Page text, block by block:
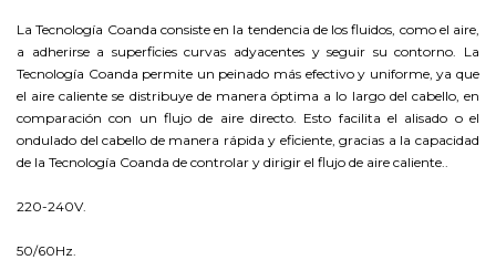
La Tecnología Coanda consiste en la tendencia de los fluidos, como el aire,
a adherirse a superficies curvas adyacentes y seguir su contorno. La
Tecnología Coanda permite un peinado más efectivo y uniforme, ya que
el aire caliente se distribuye de manera óptima a lo largo del cabello, en
comparación con un flujo de aire directo. Esto facilita el alisado o el
ondulado del cabello de manera rápida y eficiente, gracias a la capacidad
de la Tecnología Coanda de controlar y dirigir el flujo de aire caliente..
220-240V.
50/60Hz.